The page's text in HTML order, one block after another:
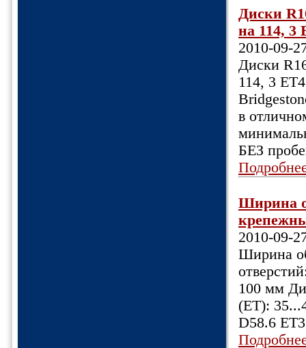
Диски
на 114, 3
2010-09-
Диски
114, 3
в
БЕЗ
Ширина
2010-09-
Ширина
100 мм
(ET):
D58.6